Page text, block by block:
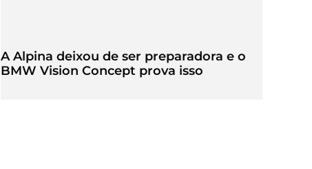
A Alpina deixou de ser preparadora e o
BMW Vision Concept prova isso